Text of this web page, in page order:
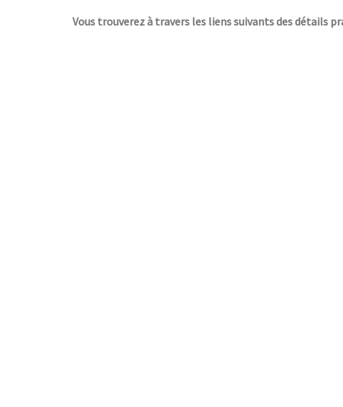
Vous trouverez à travers les liens suivants des détails